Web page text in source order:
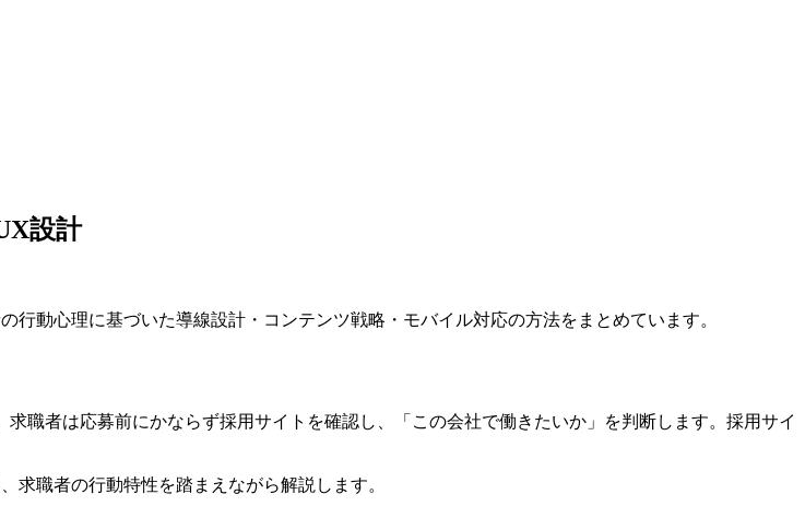
設計
動心理に基づいた導線設計・コンテンツ戦略・モバイル対応の方法をまとめています。
職者は応募前にかならず採用サイトを確認し、「この会社で働きたいか」を判断します。採用サイ
求職者の行動特性を踏まえながら解説します。